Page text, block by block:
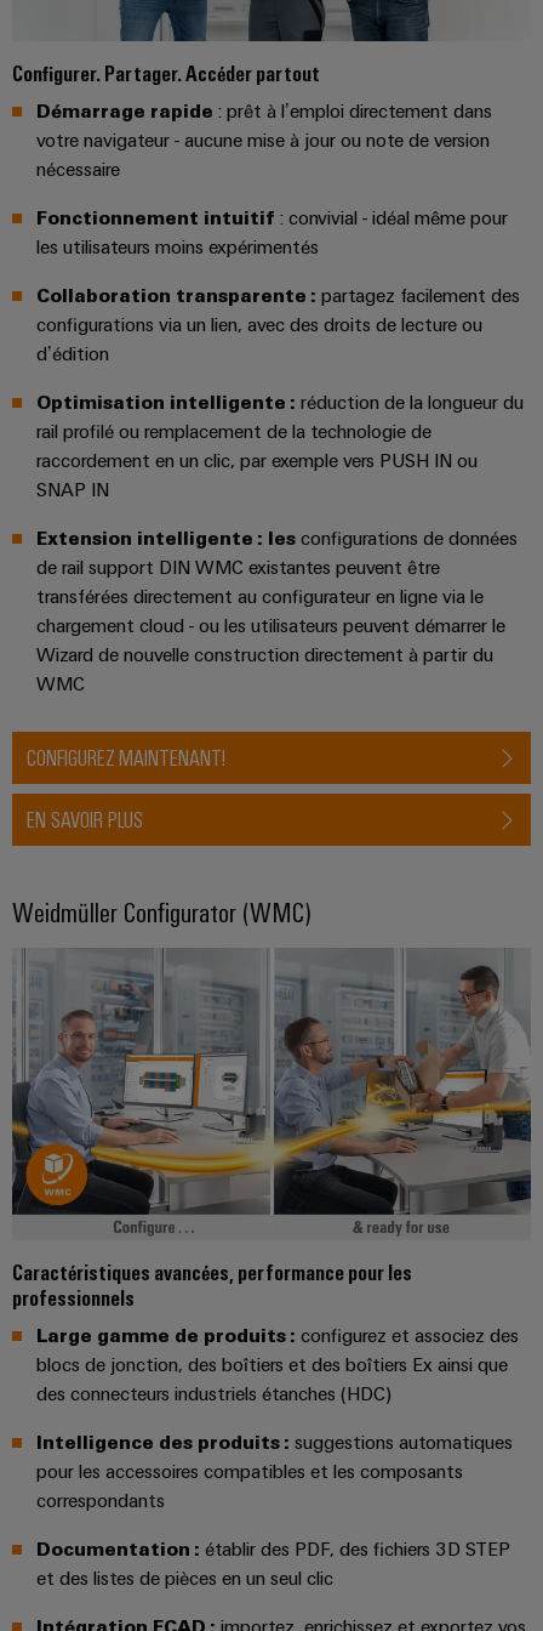
évolutifs
Fabricants
d'équipements
Solutions
de
technique
raccordement
innovantes
pour
appareils
Stockage
Solutions
et
produits
pour
systèmes
de
stockage
d'énergie
(ESS)
Hydrogène
essentielle
pour
la
transition
énergétique
Solutions
pour
les
différents
secteurs
de
la
machine
et
de
l'automatisation
d'usines
Pétrole
et
gaz
Sécurisation
fonctionnements
avec
des
en
réseau
pour
l'industrie
process
Weidmüller
Configurator
Solutions
Workplace
Systèmes
solutions
Automatisation
décentralisée
Solutions
de
gestion
de
l'énergie
IIoT
et
Analyse
industrielle
Automatisation
IoT
industriel
Sécurité
industrielle
Plateforme
de
services
industriels
easyConnect
Contrôleur
de
centrale
électrique
Fabricant
d'équipements
Blocs
de
Modules
de
câblage
API
et
solutions
de
migration
Interfaces
d'accès
de
distribution
Marshalling
Électronique
Modules
relais
et
relais
statiques
de
séparation
et
convertisseurs
de
mesure
Alimentations
Boîtiers
électroniques
Protection
contre
la
foudre
et
la
surtension
Boîtiers
de
raccordement
du
Services
de
laboratoire
Support
PSIRT
techniques
Catalogues
produits
Réparations
et
pièces
de
Cours
de
formation
et
Options
de
commande
numérique
eShop
Interface
OCI
INTERFACE
EDI
ALL
SERVICES
Presse
Nouvelles
locales
Actualité
de
l'entreprise
Presse
Contact
Nos
partenaires
Distribution
Réseau
de
partenaires
et
automatisation
Trouvez
votre
pour
solutions
d'IIoT
et
d'automatisation
Configurer. Partager. Accéder partout
Démarrage rapide : prêt à l’emploi directement dans
votre navigateur - aucune mise à jour ou note de version
nécessaire
Fonctionnement intuitif : convivial - idéal même pour
les utilisateurs moins expérimentés
Collaboration transparente : partagez facilement des
configurations via un lien, avec des droits de lecture ou
d’édition
Optimisation intelligente : réduction de la longueur du
rail profilé ou remplacement de la technologie de
raccordement en un clic, par exemple vers PUSH IN ou
SNAP IN
Extension intelligente : les configurations de données
de rail support DIN WMC existantes peuvent être
transférées directement au configurateur en ligne via le
chargement cloud - ou les utilisateurs peuvent démarrer le
Wizard de nouvelle construction directement à partir du
WMC
CONFIGUREZ MAINTENANT!
EN SAVOIR PLUS
Weidmüller Configurator (WMC)
Caractéristiques avancées, performance pour les
professionnels
Large gamme de produits : configurez et associez des
blocs de jonction, des boîtiers et des boîtiers Ex ainsi que
des connecteurs industriels étanches (HDC)
Intelligence des produits : suggestions automatiques
pour les accessoires compatibles et les composants
correspondants
Documentation : établir des PDF, des fichiers 3D STEP
et des listes de pièces en un seul clic